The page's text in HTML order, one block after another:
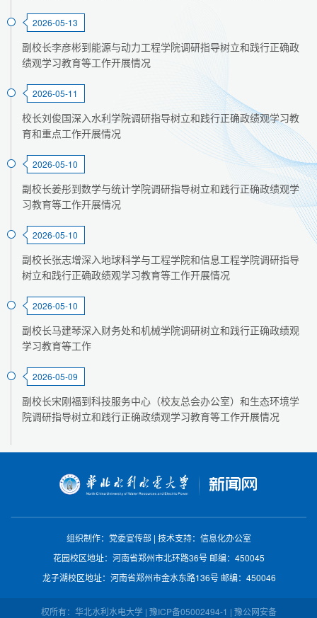
2026-05-13
副校长李彦彬到能源与动力工程学院调研指导树立和践行正确政
绩观学习教育等工作开展情况
2026-05-11
校长刘俊国深入水利学院调研指导树立和践行正确政绩观学习教
育和重点工作开展情况
2026-05-10
副校长姜彤到数学与统计学院调研指导树立和践行正确政绩观学
习教育等工作开展情况
2026-05-10
副校长张志增深入地球科学与工程学院和信息工程学院调研指导
树立和践行正确政绩观学习教育等工作开展情况
2026-05-10
副校长马建琴深入财务处和机械学院调研树立和践行正确政绩观
学习教育等工作
2026-05-09
副校长宋刚福到科技服务中心（校友总会办公室）和生态环境学
院调研指导树立和践行正确政绩观学习教育等工作开展情况
组织制作：党委宣传部 | 技术支持：信息化办公室
花园校区地址：河南省郑州市北环路36号 邮编：450045
龙子湖校区地址：河南省郑州市金水东路136号 邮编：450046
权所有：华北水利水电大学 | 豫ICP备05002494-1 | 豫公网安备